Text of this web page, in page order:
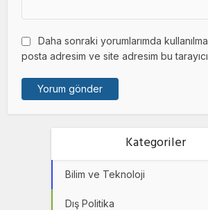
Daha sonraki yorumlarımda
posta adresim ve site adresim bu
Kategoriler
Bilim ve Teknoloji
Dış Politika